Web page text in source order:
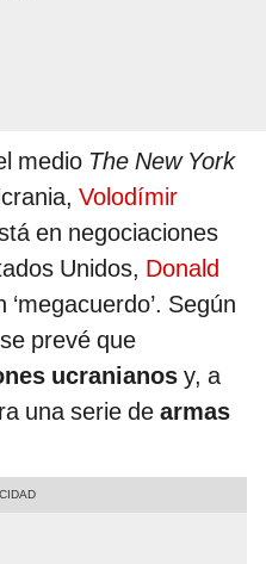
medio The New York
Volodímir
en negociaciones
Unidos, Donald
Según
prevé que
ucranianos y, a
una serie de armas